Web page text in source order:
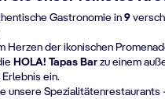
Gastronomie in 9
Herzen der ikonischen
HOLA! Tapas Bar zu einem
ein.
unsere Spezialitätenrestaurants